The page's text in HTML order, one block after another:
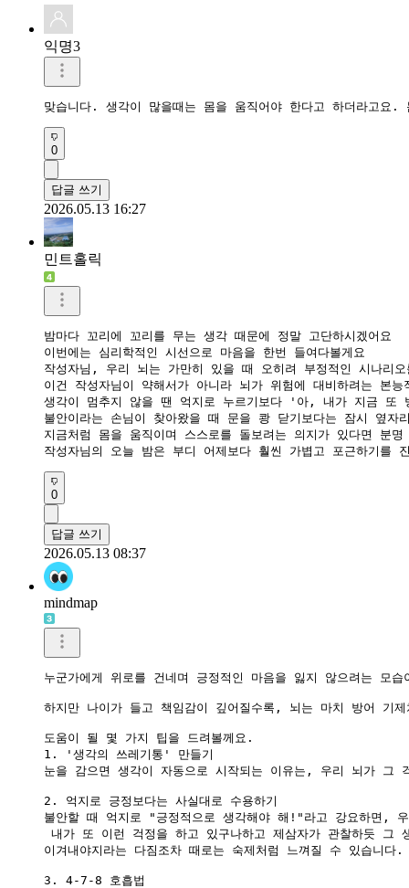
익명3
맞습니다. 생각이 많을때는 몸을 움직어야 한다고 하더라고요.
0
답글 쓰기
2026.05.13 16:27
민트홀릭
밤마다 꼬리에 꼬리를 무는 생각 때문에 정말 고단하시겠어요
​이번에는 심리학적인 시선으로 마음을 한번 들여다볼게요
작성자님, 우리 뇌는 가만히 있을 때 오히려 부정적인 시나리
이건 작성자님이 약해서가 아니라 뇌가 위험에 대비하려는 본
생각이 멈추지 않을 땐 억지로 누르기보다 '아, 내가 지금 또
불안이라는 손님이 찾아왔을 때 문을 쾅 닫기보다는 잠시 옆자
지금처럼 몸을 움직이며 스스로를 돌보려는 의지가 있다면 분
작성자님의 오늘 밤은 부디 어제보다 훨씬 가볍고 포근하기를
0
답글 쓰기
2026.05.13 08:37
mindmap
누군가에게 위로를 건네며 긍정적인 마음을 잃지 않으려는
하지만 나이가 들고 책임감이 깊어질수록, 뇌는 마치 방어 기
도움이 될 몇 가지 팁을 드려볼께요.
1. '생각의 쓰레기통' 만들기
눈을 감으면 생각이 자동으로 시작되는 이유는, 우리 뇌가 그
2. 억지로 긍정보다는 사실대로 수용하기
불안할 때 억지로 "긍정적으로 생각해야 해!"라고 강요하면,
내가 또 이런 걱정을 하고 있구나하고 제삼자가 관찰하듯 그
이겨내야지라는 다짐조차 때로는 숙제처럼 느껴질 수 있습니
3. 4-7-8 호흡법